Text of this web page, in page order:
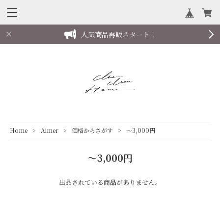
人気商品再販スタート！
Home Aimer 価格からさがす ～3,000円
～3,000円
出品されている商品がありません。